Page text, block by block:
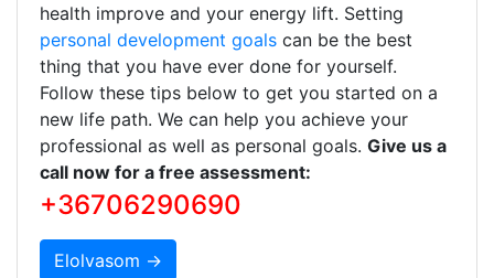
health improve and your energy lift. Setting
personal development goals can be the best
thing that you have ever done for yourself.
Follow these tips below to get you started on a
new life path. We can help you achieve your
professional as well as personal goals. Give us a
call now for a free assessment:
+36706290690
Elolvasom →